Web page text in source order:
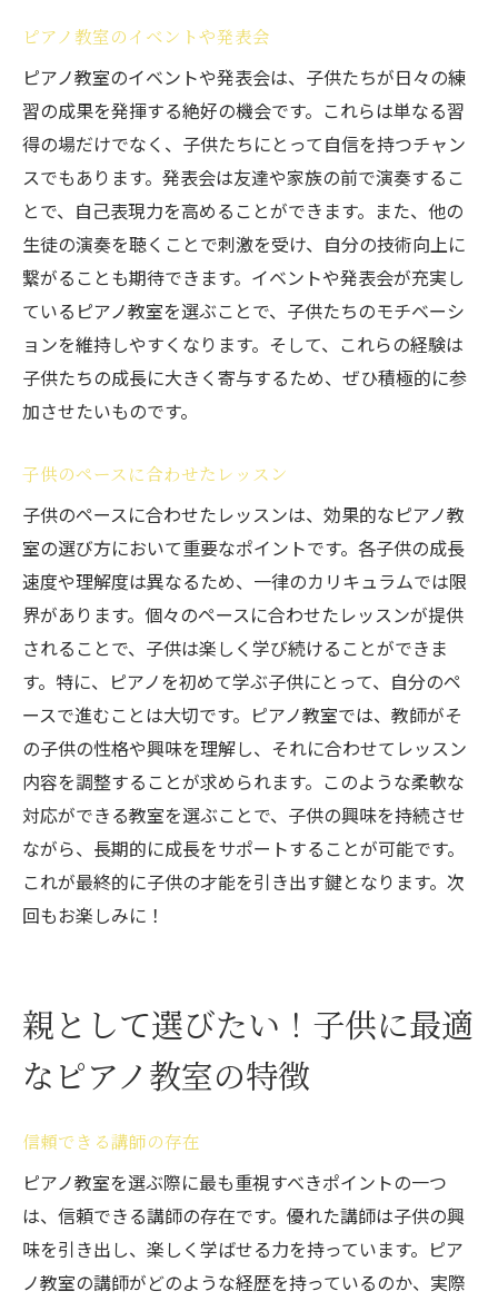
ピアノ教室のイベントや発表会
ピアノ教室のイベントや発表会は、子供たちが日々の練
習の成果を発揮する絶好の機会です。これらは単なる習
得の場だけでなく、子供たちにとって自信を持つチャン
スでもあります。発表会は友達や家族の前で演奏するこ
とで、自己表現力を高めることができます。また、他の
生徒の演奏を聴くことで刺激を受け、自分の技術向上に
繋がることも期待できます。イベントや発表会が充実し
ているピアノ教室を選ぶことで、子供たちのモチベーシ
ョンを維持しやすくなります。そして、これらの経験は
子供たちの成長に大きく寄与するため、ぜひ積極的に参
加させたいものです。
子供のペースに合わせたレッスン
子供のペースに合わせたレッスンは、効果的なピアノ教
室の選び方において重要なポイントです。各子供の成長
速度や理解度は異なるため、一律のカリキュラムでは限
界があります。個々のペースに合わせたレッスンが提供
されることで、子供は楽しく学び続けることができま
す。特に、ピアノを初めて学ぶ子供にとって、自分のペ
ースで進むことは大切です。ピアノ教室では、教師がそ
の子供の性格や興味を理解し、それに合わせてレッスン
内容を調整することが求められます。このような柔軟な
対応ができる教室を選ぶことで、子供の興味を持続させ
ながら、長期的に成長をサポートすることが可能です。
これが最終的に子供の才能を引き出す鍵となります。次
回もお楽しみに！
親として選びたい！子供に最適
なピアノ教室の特徴
信頼できる講師の存在
ピアノ教室を選ぶ際に最も重視すべきポイントの一つ
は、信頼できる講師の存在です。優れた講師は子供の興
味を引き出し、楽しく学ばせる力を持っています。ピア
ノ教室の講師がどのような経歴を持っているのか、実際